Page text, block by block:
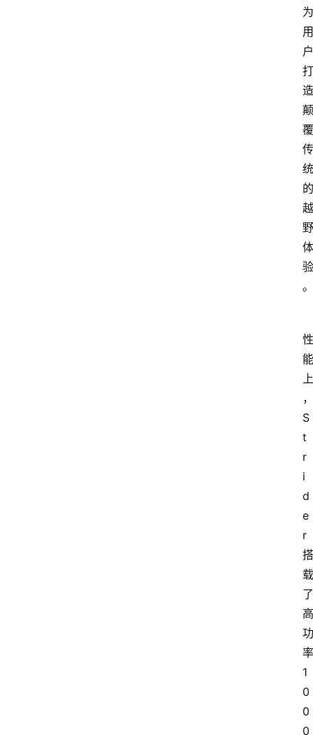
为
用
户
打
造
颠
覆
传
统
的
越
野
体
验
。
性
能
上
，
S
t
r
i
d
e
r
搭
载
了
高
功
率
1
0
0
0